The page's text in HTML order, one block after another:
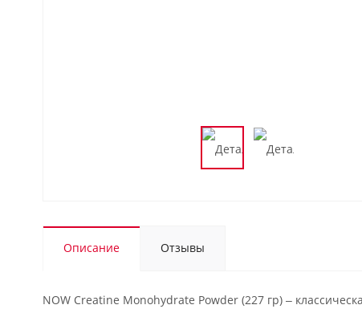
Описание Отзывы
NOW Creatine Monohydrate Powder (227 гр) ‒